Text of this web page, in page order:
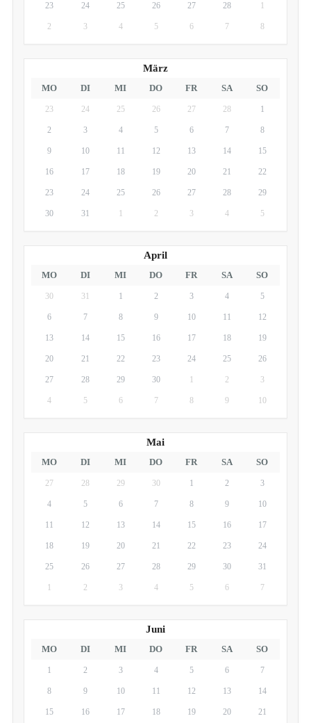
23 24 25 26 27 28 1
2 3 4 5 6 7 8
März
MO DI MI DO FR SA SO
23 24 25 26 27 28 1
2 3 4 5 6 7 8
9 10 11 12 13 14 15
16 17 18 19 20 21 22
23 24 25 26 27 28 29
30 31 1 2 3 4 5
April
MO DI MI DO FR SA SO
30 31 1 2 3 4 5
6 7 8 9 10 11 12
13 14 15 16 17 18 19
20 21 22 23 24 25 26
27 28 29 30 1 2 3
4 5 6 7 8 9 10
Mai
MO DI MI DO FR SA SO
27 28 29 30 1 2 3
4 5 6 7 8 9 10
11 12 13 14 15 16 17
18 19 20 21 22 23 24
25 26 27 28 29 30 31
1 2 3 4 5 6 7
Juni
MO DI MI DO FR SA SO
1 2 3 4 5 6 7
8 9 10 11 12 13 14
15 16 17 18 19 20 21